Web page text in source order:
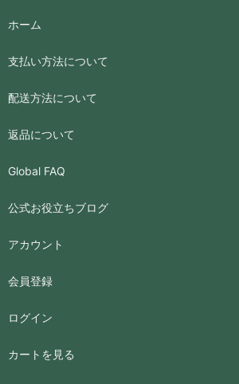
ホーム
支払い方法について
配送方法について
返品について
Global FAQ
公式お役立ちブログ
アカウント
会員登録
ログイン
カートを見る